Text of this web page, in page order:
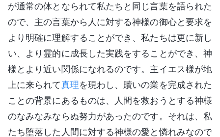
が通常の体となられて私たちと同じ言葉を語られた
ので、主の言葉から人に対する神様の御心と要求を
より明確に理解することができ、私たちは更に新し
い、より霊的に成長した実践をすることができ、神
様とより近い関係になれるのです。主イエス様が地
上に来られて真理を現わし、贖いの業を完成された
ことの背景にあるものは、人間を救おうとする神様
のなみなみならぬ努力があったのです。それは、私
たち堕落した人間に対する神様の愛と憐れみなので